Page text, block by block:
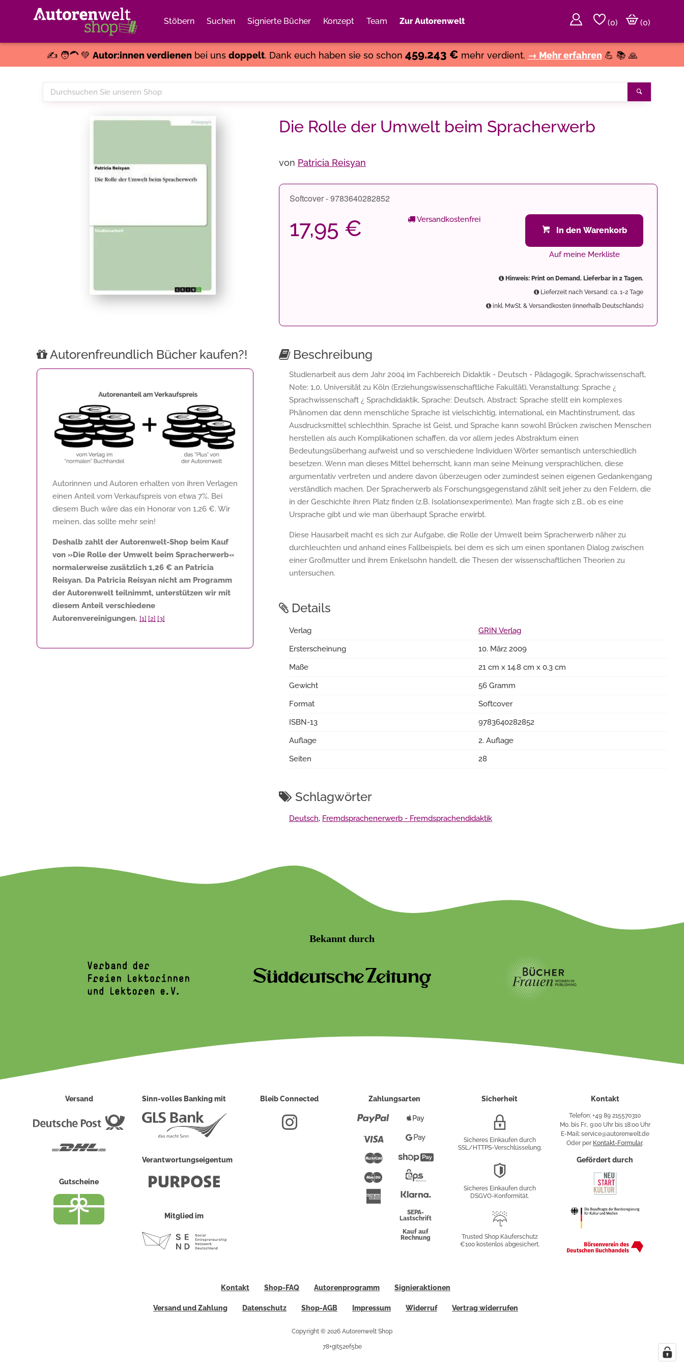
Stöbern Suchen Signierte Bücher Konzept Team Zur Autorenwelt (0)
(0)
✍️ 🧑‍🦱 💚 Autor:innen verdienenbei uns doppelt. Dank euch haben sie so schon 459.243 € mehr verdient. → Mehr erfahren 💪 📚 🙏
Durchsuchen
Sie
Die Rolle der Umwelt beim Spracherwerb
von Patricia Reisyan
Softcover - 9783640282852
17,95 € Versandkostenfrei
In den Warenkorb
Auf meine Merkliste
Hinweis: Print on Demand. Lieferbar in 2 Tagen.
Lieferzeit nach Versand: ca. 1-2 Tage
inkl. MwSt. & Versandkosten (innerhalb Deutschlands)
Autorenfreundlich Bücher kaufen?!
Autorinnen und Autoren erhalten von ihren Verlagen
einen Anteil vom Verkaufspreis von etwa 7%. Bei
diesem Buch wäre das ein Honorar von 1,26 €. Wir
meinen, das sollte mehr sein!
Deshalb zahlt der Autorenwelt-Shop beim Kauf
von »Die Rolle der Umwelt beim Spracherwerb«
normalerweise zusätzlich 1,26 € an Patricia
Reisyan. Da Patricia Reisyan nicht am Programm
der Autorenwelt teilnimmt, unterstützen wir mit
diesem Anteil verschiedene
Autorenvereinigungen. [1] [2] [3]
Beschreibung
Studienarbeit aus dem Jahr 2004 im Fachbereich Didaktik - Deutsch - Pädagogik, Sprachwissenschaft,
Note: 1,0, Universität zu Köln (Erziehungswissenschaftliche Fakultät), Veranstaltung: Sprache ¿
Sprachwissenschaft ¿ Sprachdidaktik, Sprache: Deutsch, Abstract: Sprache stellt ein komplexes
Phänomen dar, denn menschliche Sprache ist vielschichtig, international, ein Machtinstrument, das
Ausdrucksmittel schlechthin. Sprache ist Geist, und Sprache kann sowohl Brücken zwischen Menschen
herstellen als auch Komplikationen schaffen, da vor allem jedes Abstraktum einen
Bedeutungsüberhang aufweist und so verschiedene Individuen Wörter semantisch unterschiedlich
besetzen. Wenn man dieses Mittel beherrscht, kann man seine Meinung versprachlichen, diese
argumentativ vertreten und andere davon überzeugen oder zumindest seinen eigenen Gedankengang
verständlich machen. Der Spracherwerb als Forschungsgegenstand zählt seit jeher zu den Feldern, die
in der Geschichte ihren Platz finden (z.B. Isolationsexperimente). Man fragte sich z.B., ob es eine
Ursprache gibt und wie man überhaupt Sprache erwirbt.
Diese Hausarbeit macht es sich zur Aufgabe, die Rolle der Umwelt beim Spracherwerb näher zu
durchleuchten und anhand eines Fallbeispiels, bei dem es sich um einen spontanen Dialog zwischen
einer Großmutter und ihrem Enkelsohn handelt, die Thesen der wissenschaftlichen Theorien zu
untersuchen.
Details
Verlag
GRIN Verlag
Ersterscheinung
10. März 2009
Maße
21 cm x 14.8 cm x 0.3 cm
Gewicht
56 Gramm
Format
Softcover
ISBN-13
9783640282852
Auflage
2. Auflage
Seiten
28
Schlagwörter
Deutsch, Fremdsprachenerwerb - Fremdsprachendidaktik
Bekannt durch
Versand
Deutsche
Gutscheine
Sinn-volles Banking mit
Verantwortungseigentum
Mitglied im
Bleib Connected Zahlungsarten
Paypal
Mastercard
Maestro
American
Express
Pay
PayShopify
Überweisung
SEPA-
Lastschrift
Kauf auf
Rechnung
Sicherheit
Verschlüsselung
Sicheres Einkaufen durch
SSL/HTTPS-Verschlüsselung.
Sicheres Einkaufen durch
DSGVO-Konformität.
Käuferschutz
Trusted Shop Käuferschutz
€100 kostenlos abgesichert.
Kontakt
Telefon: +49 89 215570310
Mo. bis Fr., 9:00 Uhr bis 18:00 Uhr
E-Mail: service@autorenwelt.de
Oder per Kontakt-Formular.
Gefördert durch
Kontakt Shop-FAQ Autorenprogramm Signieraktionen
Versand und Zahlung Datenschutz Shop-AGB Impressum Widerruf Vertrag widerrufen
Copyright © 2026 Autorenwelt Shop
78+git52ef5be